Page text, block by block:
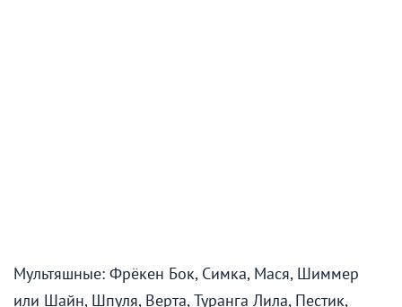
Мультяшные: Фрёкен Бок, Симка, Мася, Шиммер
или Шайн, Шпуля, Верта, Туранга Лила, Пестик,